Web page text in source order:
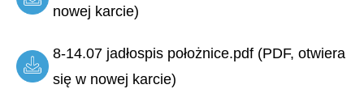
nowej karcie)
8-14.07 jadłospis położnice.pdf (PDF, otwiera
się w nowej karcie)